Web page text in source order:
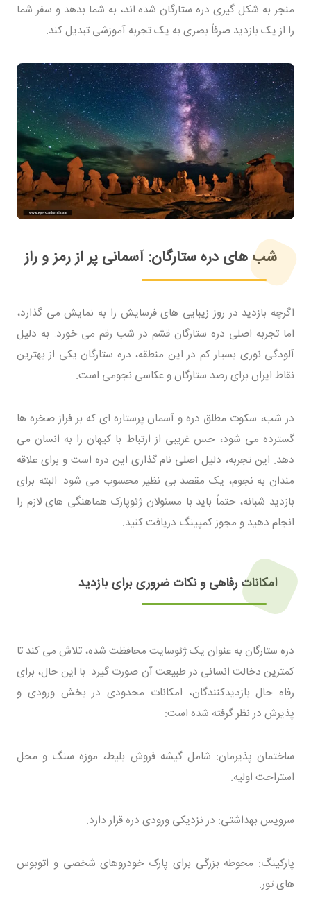
منجر به شکل گیری دره ستارگان شده اند، به شما بدهد و سفر شما
را از یک بازدید صرفاً بصری به یک تجربه آموزشی تبدیل کند.
شب های دره ستارگان: آسمانی پر از رمز و راز
اگرچه بازدید در روز زیبایی های فرسایش را به نمایش می گذارد،
اما تجربه اصلی دره ستارگان قشم در شب رقم می خورد. به دلیل
آلودگی نوری بسیار کم در این منطقه، دره ستارگان یکی از بهترین
نقاط ایران برای رصد ستارگان و عکاسی نجومی است.
در شب، سکوت مطلق دره و آسمان پرستاره ای که بر فراز صخره ها
گسترده می شود، حس غریبی از ارتباط با کیهان را به انسان می
دهد. این تجربه، دلیل اصلی نام گذاری این دره است و برای علاقه
مندان به نجوم، یک مقصد بی نظیر محسوب می شود. البته برای
بازدید شبانه، حتماً باید با مسئولان ژئوپارک هماهنگی های لازم را
انجام دهید و مجوز کمپینگ دریافت کنید.
امکانات رفاهی و نکات ضروری برای بازدید
دره ستارگان به عنوان یک ژئوسایت محافظت شده، تلاش می کند تا
کمترین دخالت انسانی در طبیعت آن صورت گیرد. با این حال، برای
رفاه حال بازدیدکنندگان، امکانات محدودی در بخش ورودی و
پذیرش در نظر گرفته شده است:
ساختمان پذیرمان: شامل گیشه فروش بلیط، موزه سنگ و محل
استراحت اولیه.
سرویس بهداشتی: در نزدیکی ورودی دره قرار دارد.
پارکینگ: محوطه بزرگی برای پارک خودروهای شخصی و اتوبوس
های تور.